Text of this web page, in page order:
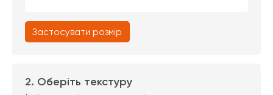
Застосувати розмір
2. Оберіть текстуру